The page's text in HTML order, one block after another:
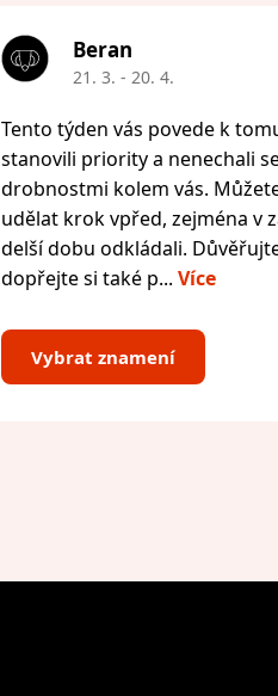
Beran
21. 3. - 20. 4.
Tento týden vás povede k
stanovili priority a nenechali
drobnostmi kolem vás.
udělat krok vpřed, zejména v
delší dobu odkládali.
dopřejte si také p... Více
Vybrat znamení